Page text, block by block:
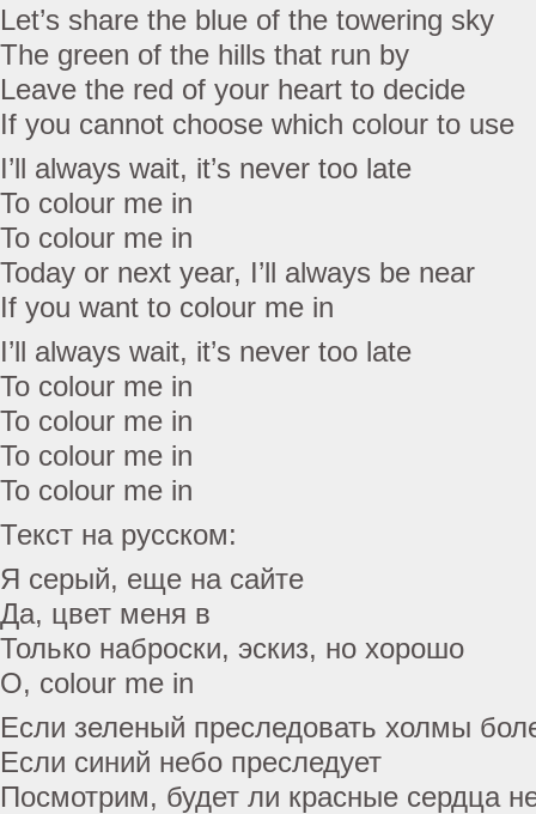
Let’s share the blue of the towering sky
The green of the hills that run by
Leave the red of your heart to decide
If you cannot choose which colour to use
I’ll always wait, it’s never too late
To colour me in
To colour me in
Today or next year, I’ll always be near
If you want to colour me in
I’ll always wait, it’s never too late
To colour me in
To colour me in
To colour me in
To colour me in
Текст на русском:
Я серый, еще на сайте
Да, цвет меня в
Только наброски, эскиз, но хорошо
О, colour me in
Если зеленый преследовать холмы
Если синий небо преследует
Посмотрим, будет ли красные сердца